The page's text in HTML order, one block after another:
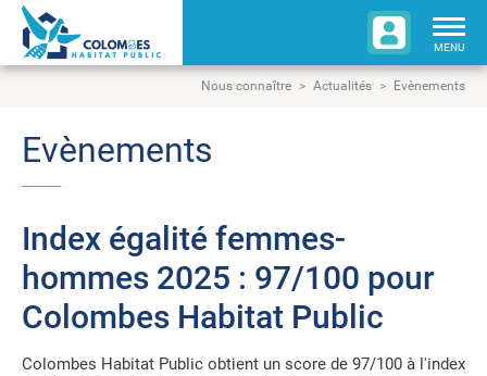
MENU
Nous connaître Actualités Evènements
Evènements
Index égalité femmes-
hommes 2025 : 97/100 pour
Colombes Habitat Public
Colombes Habitat Public obtient un score de 97/100 à l'index